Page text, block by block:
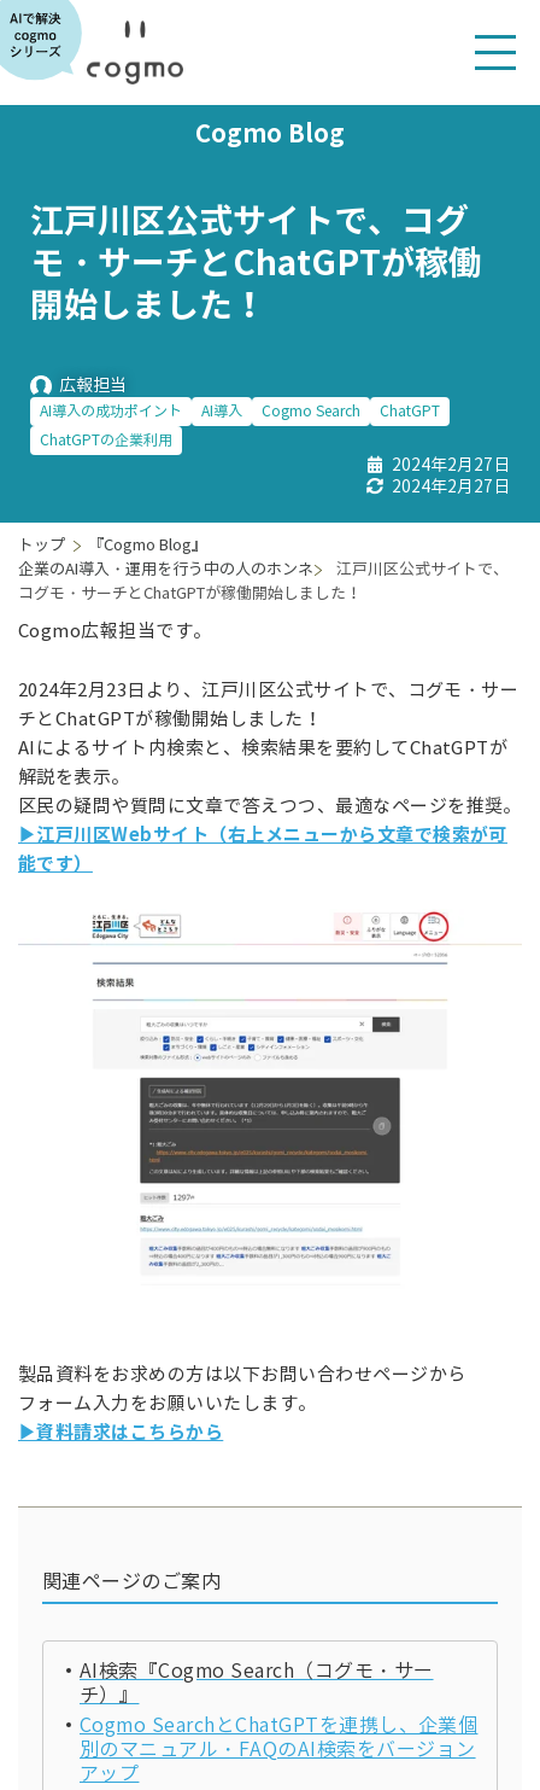
Cogmo Blog
江戸川区公式サイトで、コグ
モ・サーチとChatGPTが稼働
開始しました！
広報担当
AI導入の成功ポイント AI導入 Cogmo Search
ChatGPT
ChatGPTの企業利用
2024年2月27日
2024年2月27日
トップ
『Cogmo Blog』
企業のAI導入・運用を行う中の人のホンネ
江戸川区公式サイトで、
コグモ・サーチとChatGPTが稼働開始しました！
Cogmo広報担当です。
2024年2月23日より、江戸川区公式サイトで、コグモ・サー
チとChatGPTが稼働開始しました！
AIによるサイト内検索と、検索結果を要約してChatGPTが
解説を表示。
区民の疑問や質問に文章で答えつつ、最適なページを推奨。
▶江戸川区Webサイト（右上メニューから文章で検索が可
能です）
製品資料をお求めの方は以下お問い合わせページから
フォーム入力をお願いいたします。
▶資料請求はこちらから
関連ページのご案内
AI検索『Cogmo Search（コグモ・サー
チ）』
Cogmo SearchとChatGPTを連携し、企業個
別のマニュアル・FAQのAI検索をバージョン
アップ